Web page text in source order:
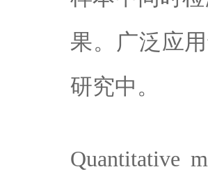
果。广泛应
研究中。
Quantitative